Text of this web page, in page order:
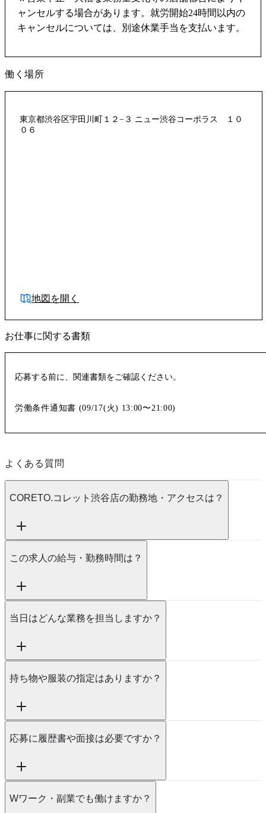
ャンセルする場合があります。就労開始24時間以内の
キャンセルについては、別途休業手当を支払います。
働く場所
東京都渋谷区宇田川町１２−３ ニュー渋谷コーポラス １０
０６
地図を開く
お仕事に関する書類
応募する前に、関連書類をご確認ください。
労働条件通知書 (09/17(火) 13:00〜21:00)
よくある質問
CORETO.コレット渋谷店の勤務地・アクセスは？
この求人の給与・勤務時間は？
当日はどんな業務を担当しますか？
持ち物や服装の指定はありますか？
応募に履歴書や面接は必要ですか？
Wワーク・副業でも働けますか？